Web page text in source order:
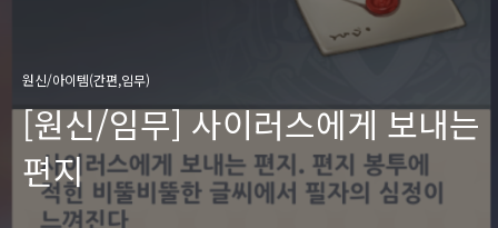
원신/아이템(간편,임무)
[원신/임무] 사이러스에게 보내는
편지